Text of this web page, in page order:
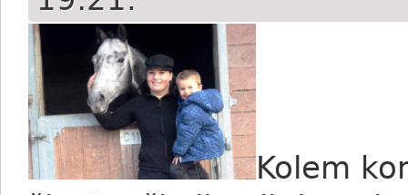
Kolem